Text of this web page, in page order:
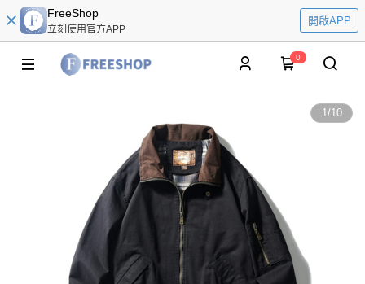
FreeShop
立刻使用官方APP
開啟APP
0
1/10